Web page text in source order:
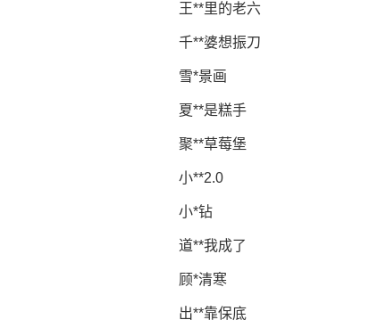
王**里的老六
千**婆想振刀
雪*景画
夏**是糕手
聚**草莓堡
小**2.0
小*钻
道**我成了
顾*清寒
出**靠保底